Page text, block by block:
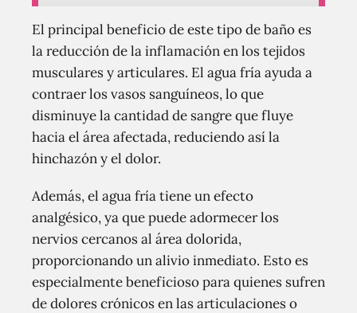
El principal beneficio de este tipo de baño es
la reducción de la inflamación en los tejidos
musculares y articulares. El agua fría ayuda a
contraer los vasos sanguíneos, lo que
disminuye la cantidad de sangre que fluye
hacia el área afectada, reduciendo así la
hinchazón y el dolor.
Además, el agua fría tiene un efecto
analgésico, ya que puede adormecer los
nervios cercanos al área dolorida,
proporcionando un alivio inmediato. Esto es
especialmente beneficioso para quienes sufren
de dolores crónicos en las articulaciones o